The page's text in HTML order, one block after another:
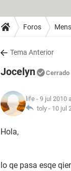
Foros
Tema Anterior
Jocelyn Cerrado
life - 9 jul 2010
toly - 10 jul
Hola,
lo qe pasa esqe